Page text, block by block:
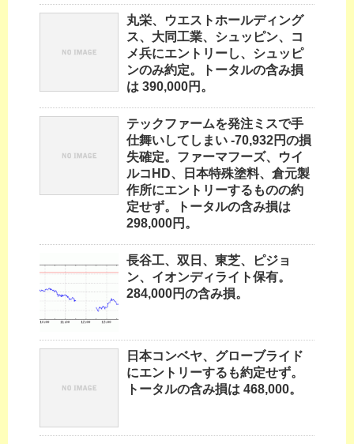
丸栄、ウエストホールディング
ス、大同工業、シュッピン、コ
メ兵にエントリーし、シュッピ
ンのみ約定。トータルの含み損
は 390,000円。
テックファームを発注ミスで手
仕舞いしてしまい -70,932円の損
失確定。ファーマフーズ、ウイ
ルコHD、日本特殊塗料、倉元製
作所にエントリーするものの約
定せず。トータルの含み損は
298,000円。
長谷工、双日、東芝、ピジョ
ン、イオンディライト保有。
284,000円の含み損。
日本コンベヤ、グローブライド
にエントリーするも約定せず。
トータルの含み損は 468,000。